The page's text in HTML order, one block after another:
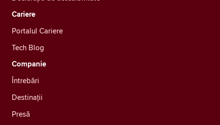
Cariere
Portalul Cariere
Tech Blog
Companie
Întrebări
Destinații
Presă